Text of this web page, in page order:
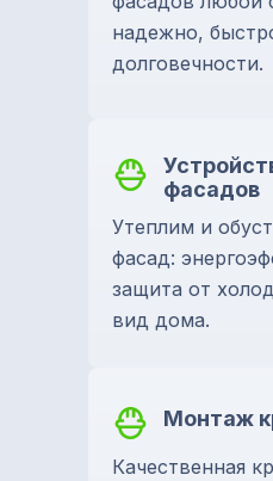
надежно,
долговечности.
фасадов
Утеплим и
фасад:
защита от
вид дома.
Монтаж
Качественная